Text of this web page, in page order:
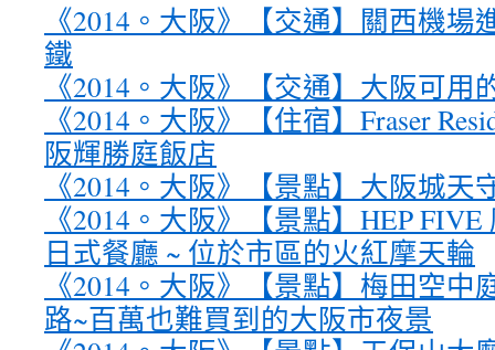
《2014。大阪》【交通】關西機
鐵
《2014。大阪》【交通】大阪可用
《2014。大阪》【住宿】Fraser
阪輝勝庭飯店
《2014。大阪》【景點】大阪城天
《2014。大阪》【景點】HEP
日式餐廳 ~ 位於市區的火紅摩天輪
《2014。大阪》【景點】梅田空
路~百萬也難買到的大阪市夜景